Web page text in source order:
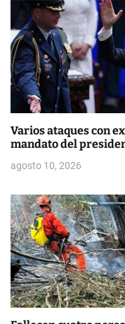
e
n
t
r
a
d
a
s
Varios ataques con
mandato del
agosto 10, 2026